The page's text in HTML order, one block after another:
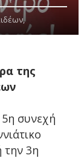
της
5η συνεχή
3η